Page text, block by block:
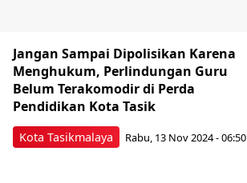
Kota Tasikmalaya
Jangan Sampai Dipolisikan Karena
Menghukum, Perlindungan Guru
Belum Terakomodir di Perda
Pendidikan Kota Tasik
Rabu, 13 Nov 2024 - 06:50